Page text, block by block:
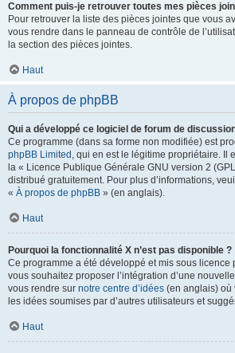
Comment puis-je retrouver toutes mes pièces
Pour retrouver la liste des pièces jointes que vous
vous rendre dans le panneau de contrôle de
la section des pièces jointes.
Haut
À propos de phpBB
Qui a développé ce logiciel de forum de
Ce programme (dans sa forme non modifiée) est
phpBB Limited , qui en est le légitime propriétaire. Il
la « Licence Publique Générale GNU version 2
distribué gratuitement. Pour plus d’informations,
« À propos de phpBB » (en anglais).
Haut
Pourquoi la fonctionnalité X n’est pas disponible ?
Ce programme a été développé et mis sous licence
vous souhaitez proposer l’intégration d’une
vous rendre sur notre centre d’idées (en anglais) où
les idées soumises par d’autres utilisateurs et
Haut